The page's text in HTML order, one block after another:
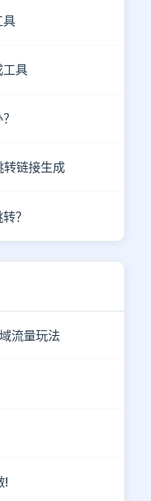
具
工具
转链接生成
？
流量玩法
!